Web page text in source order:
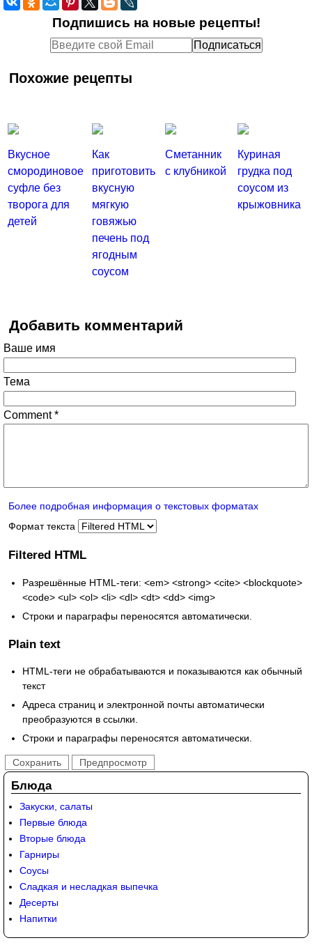
Подпишись на новые рецепты!
Похожие рецепты
Вкусное
смородиновое
суфле без
творога для
детей
Как
приготовить
вкусную
мягкую
говяжью
печень под
ягодным
соусом
Сметанник
с клубникой
Куриная
грудка под
соусом из
крыжовника
Добавить комментарий
Ваше имя
Тема
Comment*
Более подробная информация о текстовых форматах
Формат текста
Filtered HTML
Разрешённые HTML-теги: <em> <strong> <cite> <blockquote>
<code> <ul> <ol> <li> <dl> <dt> <dd> <img>
Строки и параграфы переносятся автоматически.
Plain text
HTML-теги не обрабатываются и показываются как обычный
текст
Адреса страниц и электронной почты автоматически
преобразуются в ссылки.
Строки и параграфы переносятся автоматически.
Блюда
Закуски, салаты
Первые блюда
Вторые блюда
Гарниры
Соусы
Сладкая и несладкая выпечка
Десерты
Напитки